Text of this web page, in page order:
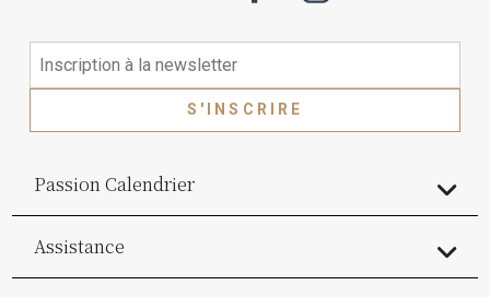
S'INSCRIRE
Passion Calendrier
Assistance